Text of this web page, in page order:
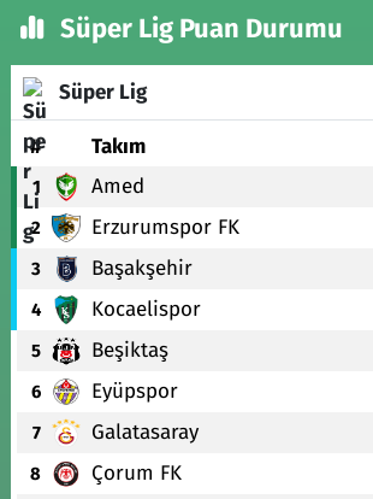
Süper Lig Puan Durumu
Süper Lig
# Takım
1 Amed
2 Erzurumspor FK
3 Başakşehir
4 Kocaelispor
5 Beşiktaş
6 Eyüpspor
7 Galatasaray
8 Çorum FK